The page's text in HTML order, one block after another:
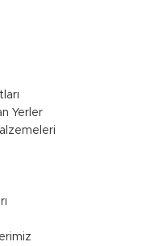
Yerler